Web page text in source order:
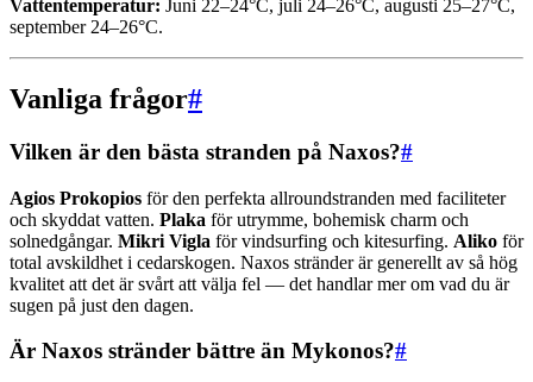
Vattentemperatur: Juni 22–24°C, juli 24–26°C, augusti 25–27°C,
september 24–26°C.
Vanliga frågor#
Vilken är den bästa stranden på Naxos?#
Agios Prokopios för den perfekta allroundstranden med faciliteter
och skyddat vatten. Plaka för utrymme, bohemisk charm och
solnedgångar. Mikri Vigla för vindsurfing och kitesurfing. Aliko för
total avskildhet i cedarskogen. Naxos stränder är generellt av så hög
kvalitet att det är svårt att välja fel — det handlar mer om vad du är
sugen på just den dagen.
Är Naxos stränder bättre än Mykonos?#